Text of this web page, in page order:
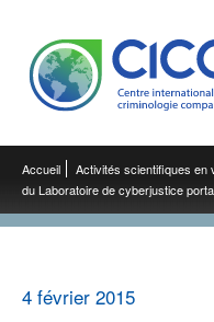
Accueil Activités scientifiques en
du Laboratoire de cyberjustice
4 février 2015